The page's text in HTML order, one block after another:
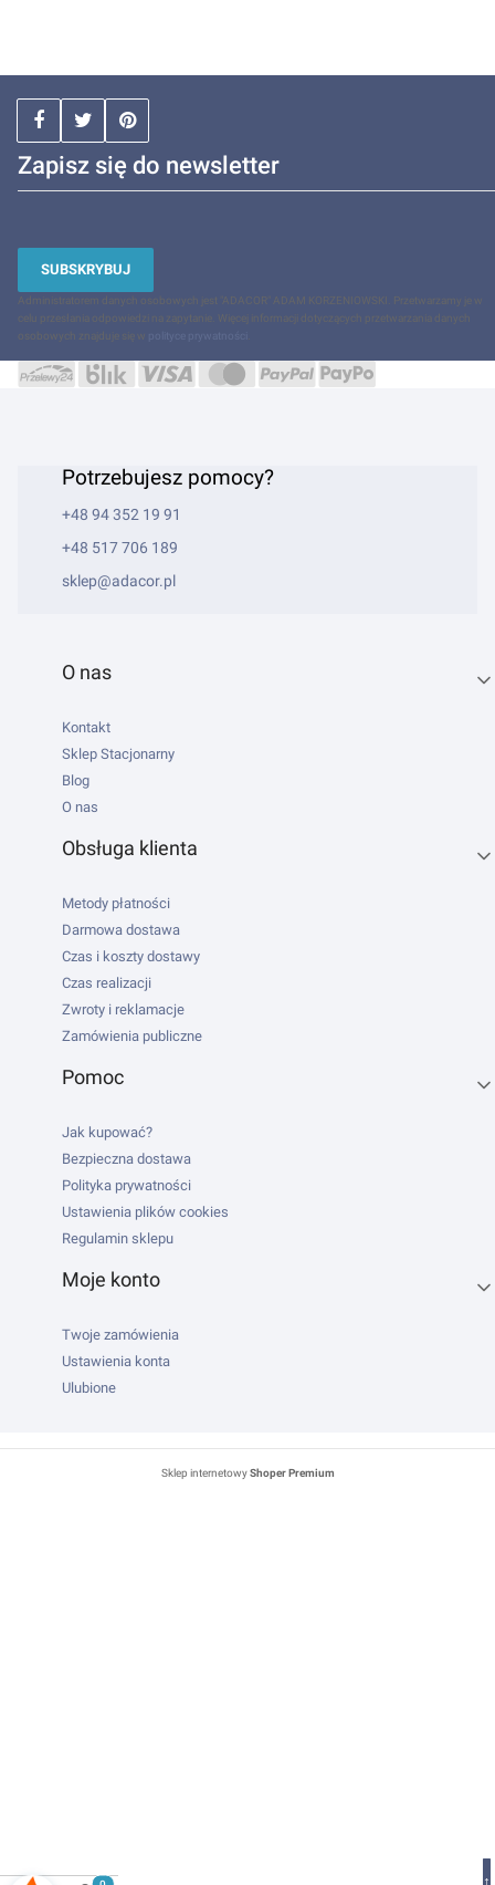
Zapisz się do newsletter
SUBSKRYBUJ
Administratorem danych osobowych jest "ADACOR" ADAM KORZENIOWSKI. Przetwarzamy je w
celu przesłania odpowiedzi na zapytanie. Więcej informacji dotyczących przetwarzania danych
osobowych znajduje się w
Potrzebujesz pomocy?
+48 94 352 19 91
+48 517 706 189
sklep@adacor.pl
Linki w stopce
O nas
Kontakt
Sklep Stacjonarny
Blog
O nas
Obsługa klienta
Metody płatności
Darmowa dostawa
Czas i koszty dostawy
Czas realizacji
Zwroty i reklamacje
Zamówienia publiczne
Pomoc
Jak kupować?
Bezpieczna dostawa
Polityka prywatności
Ustawienia plików cookies
Regulamin sklepu
Moje konto
Twoje zamówienia
Ustawienia konta
Ulubione
Sklep internetowyShoper Premium